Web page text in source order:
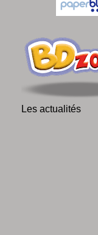
Les actualités